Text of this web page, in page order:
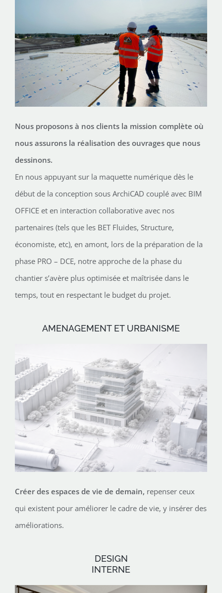
Nous proposons à nos clients la mission complète où
nous assurons la réalisation des ouvrages que nous
dessinons.
En nous appuyant sur la maquette numérique dès le
début de la conception sous ArchiCAD couplé avec BIM
OFFICE et en interaction collaborative avec nos
partenaires (tels que les BET Fluides, Structure,
économiste, etc), en amont, lors de la préparation de la
phase PRO – DCE, notre approche de la phase du
chantier s’avère plus optimisée et maîtrisée dans le
temps, tout en respectant le budget du projet.
AMENAGEMENT ET URBANISME
Créer des espaces de vie de demain, repenser ceux
qui existent pour améliorer le cadre de vie, y insérer des
améliorations.
DESIGN
INTERNE